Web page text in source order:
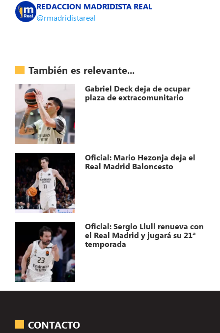
REDACCION MADRIDISTA REAL
@rmadridistareal
También es relevante...
Gabriel Deck deja de ocupar
plaza de extracomunitario
Oficial: Mario Hezonja deja el
Real Madrid Baloncesto
Oficial: Sergio Llull renueva con
el Real Madrid y jugará su 21ª
temporada
CONTACTO